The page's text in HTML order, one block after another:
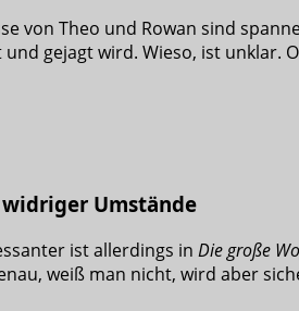
von Theo und Rowan sind
gejagt wird. Wieso, ist unklar.
Umstände
ist allerdings in Die große
weiß man nicht, wird aber